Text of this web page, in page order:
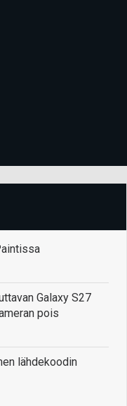
Galaxy S27
pois
lähdekoodin